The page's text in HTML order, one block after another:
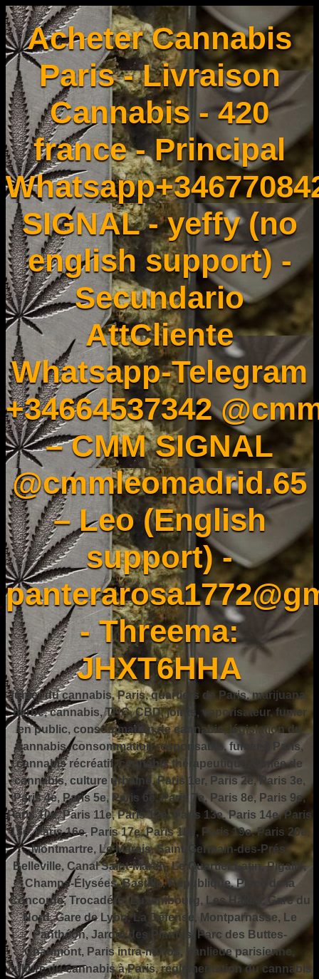
Acheter Cannabis
Paris - Livraison
Cannabis - 420
france - Principal
SIGNAL - yeffy (no
english support) -
Secundario
AttCliente
Whatsapp-Telegram
+34664537342
– CMM SIGNAL
@cmmleomadrid.65
– Leo (English
support) -
- Threema:
JHXT6HHA
fumer du cannabis, Paris, quartiers de Paris, marijuana,
herbe, cannabis, THC, CBD, joints, vaporisateur, fumer
en public, consommation de cannabis, législation du
cannabis, consommation responsable, fumer à Paris,
cannabis récréatif, cannabis thérapeutique, fumée de
cannabis, culture urbaine, Paris 1er, Paris 2e, Paris 3e,
Paris 4e, Paris 5e, Paris 6e, Paris 7e, Paris 8e, Paris 9e,
Paris 10e, Paris 11e, Paris 12e, Paris 13e, Paris 14e, Paris
15e, Paris 16e, Paris 17e, Paris 18e, Paris 19e, Paris 20e,
Montmartre, Le Marais, Saint-Germain-des-Prés,
Belleville, Canal Saint-Martin, Le Quartier Latin, Pigalle,
Champs-Élysées, Bastille, République, Place de la
Concorde, Trocadéro, Luxembourg, Les Halles, Gare du
Nord, Gare de Lyon, La Défense, Montparnasse, Le
Panthéon, Jardin des Plantes, Parc des Buttes-
Chaumont, Paris intra-muros, banlieue parisienne,
culture du cannabis à Paris, réglementation du cannabis